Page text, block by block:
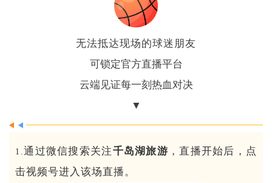
无法抵达现场的球迷朋友
可锁定官方直播平台
云端见证每一刻热血对决
▼
1. 通过微信搜索关注千岛湖旅游 ，直播开始后，点
击视频号进入该场直播。